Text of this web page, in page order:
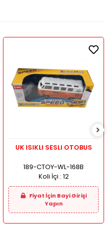
UK ISIKLI SESLI OTOBUS
189-CTOY-WL-168B
Koli İçi : 12
Fiyat İçin Bayi Girişi
Yapın